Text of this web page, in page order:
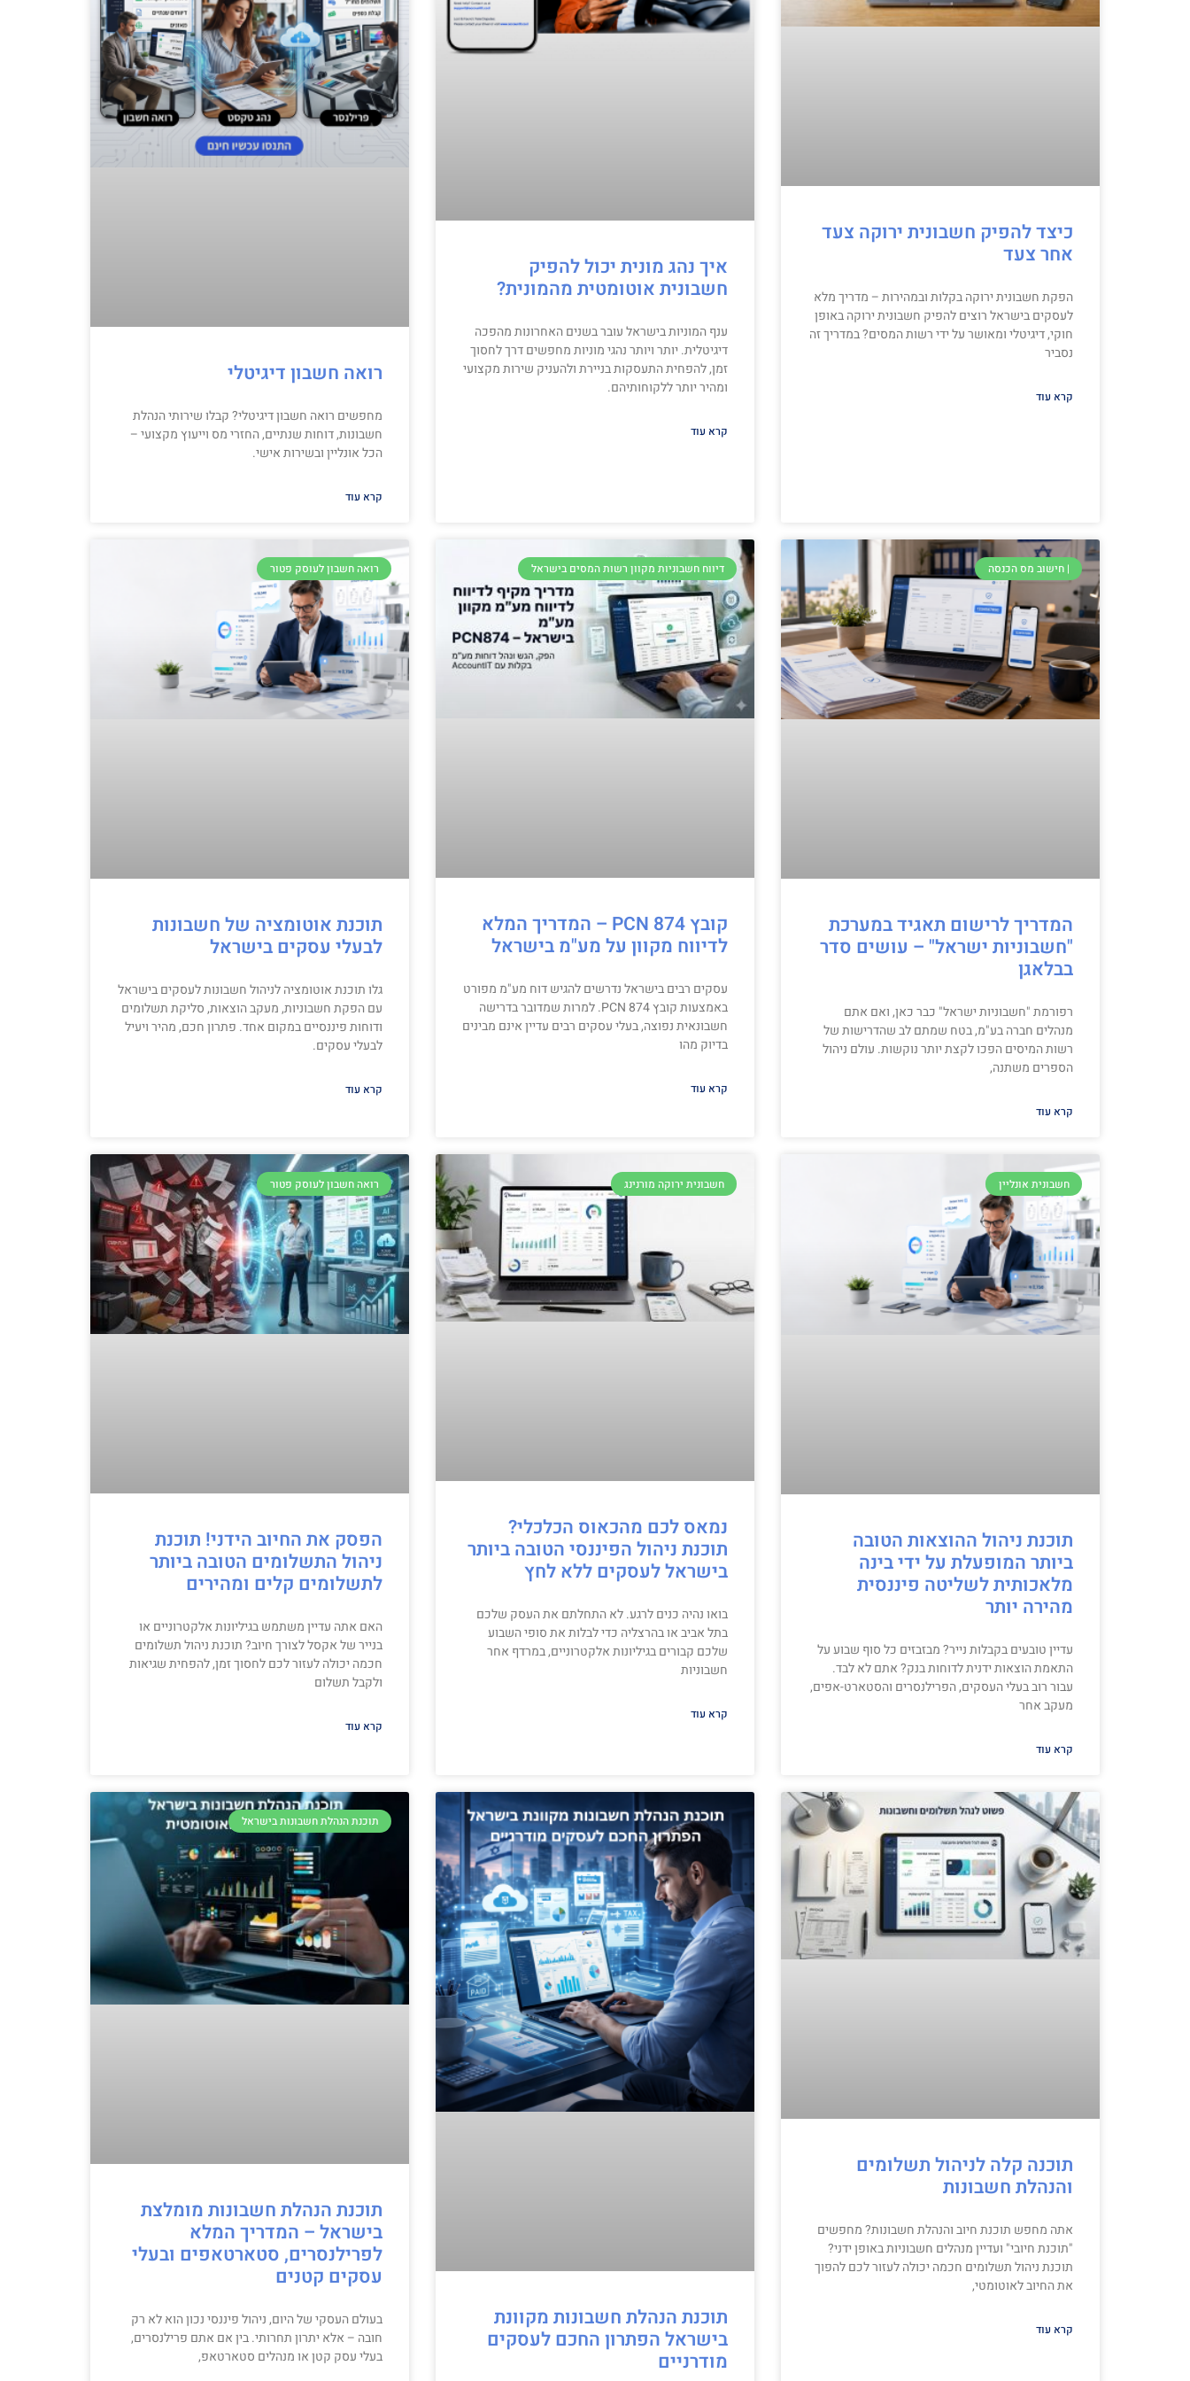
כיצד להפיק חשבונית ירוקה צעד
אחר צעד
הפקת חשבונית ירוקה בקלות ובמהירות – מדריך מלא
לעסקים בישראל רוצים להפיק חשבונית ירוקה באופן
חוקי, דיגיטלי ומאושר על ידי רשות המסים? במדריך זה
נסביר
קרא עוד
איך נהג מונית יכול להפיק
חשבונית אוטומטית מהמונית?
ענף המוניות בישראל עובר בשנים האחרונות מהפכה
דיגיטלית. יותר ויותר נהגי מוניות מחפשים דרך לחסוך
זמן, להפחית התעסקות בניירת ולהעניק שירות מקצועי
ומהיר יותר ללקוחותיהם.
קרא עוד
רואה חשבון דיגיטלי
מחפשים רואה חשבון דיגיטלי? קבלו שירותי הנהלת
חשבונות, דוחות שנתיים, החזרי מס וייעוץ מקצועי –
הכל אונליין ובשירות אישי.
קרא עוד
| חישוב מס הכנסה
המדריך לרישום תאגיד במערכת
"חשבוניות ישראל" – עושים סדר
בבלאגן
רפורמת "חשבוניות ישראל" כבר כאן, ואם אתם
מנהלים חברה בע"מ, בטח שמתם לב שהדרישות של
רשות המיסים הפכו לקצת יותר נוקשות. עולם ניהול
הספרים משתנה,
קרא עוד
דיווח חשבוניות מקוון רשות המסים בישראל
קובץ PCN 874 – המדריך המלא
לדיווח מקוון על מע"מ בישראל
עסקים רבים בישראל נדרשים להגיש דוח מע"מ מפורט
באמצעות קובץ PCN 874. למרות שמדובר בדרישה
חשבונאית נפוצה, בעלי עסקים רבים עדיין אינם מבינים
בדיוק מהו
קרא עוד
רואה חשבון לעוסק פטור
תוכנת אוטומציה של חשבונות
לבעלי עסקים בישראל
גלו תוכנת אוטומציה לניהול חשבונות לעסקים בישראל
עם הפקת חשבוניות, מעקב הוצאות, סליקת תשלומים
ודוחות פיננסיים במקום אחד. פתרון חכם, מהיר ויעיל
לבעלי עסקים.
קרא עוד
חשבונית אונליין
תוכנת ניהול ההוצאות הטובה
ביותר המופעלת על ידי בינה
מלאכותית לשליטה פיננסית
מהירה יותר
עדיין טובעים בקבלות נייר? מבזבזים כל סוף שבוע על
התאמת הוצאות ידנית לדוחות בנק? אתם לא לבד.
עבור רוב בעלי העסקים, הפרילנסרים והסטארט-אפים,
מעקב אחר
קרא עוד
חשבונית ירוקה מורנינג
נמאס לכם מהכאוס הכלכלי?
תוכנת ניהול הפיננסי הטובה ביותר
בישראל לעסקים ללא לחץ
בואו נהיה כנים לרגע. לא התחלתם את העסק שלכם
בתל אביב או בהרצליה כדי לבלות את סופי השבוע
שלכם קבורים בגיליונות אלקטרוניים, במרדף אחר
חשבוניות
קרא עוד
רואה חשבון לעוסק פטור
הפסק את החיוב הידני! תוכנת
ניהול התשלומים הטובה ביותר
לתשלומים קלים ומהירים
האם אתה עדיין משתמש בגיליונות אלקטרוניים או
בנייר של אקסל לצורך חיוב? תוכנת ניהול תשלומים
חכמה יכולה לעזור לכם לחסוך זמן, להפחית שגיאות
ולקבל תשלום
קרא עוד
תוכנה קלה לניהול תשלומים
והנהלת חשבונות
אתה מחפש תוכנת חיוב והנהלת חשבונות? מחפשים
"תוכנת חיובי" ועדיין מנהלים חשבוניות באופן ידני?
תוכנת ניהול תשלומים חכמה יכולה לעזור לכם להפוך
את החיוב לאוטומטי,
קרא עוד
תוכנת הנהלת חשבונות מקוונת
בישראל הפתרון החכם לעסקים
מודרניים
תוכנת הנהלת חשבונות בישראל
תוכנת הנהלת חשבונות מומלצת
בישראל – המדריך המלא
לפרילנסרים, סטארטאפים ובעלי
עסקים קטנים
בעולם העסקי של היום, ניהול פיננסי נכון הוא לא רק
חובה – אלא יתרון תחרותי. בין אם אתם פרילנסרים,
בעלי עסק קטן או מנהלים סטארטאפ,